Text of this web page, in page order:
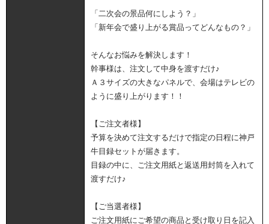
「二次会の景品何にしよう？」
「新年会で盛り上がる賞品ってどんなもの？」
そんなお悩みを解決します！
幹事様は、注文して中身を渡すだけ♪
Ａ３サイズの大きなパネルで、会場はテレビの
ように盛り上がります！！
【ご注文者様】
予算を決めて注文するだけで指定の日程に神戸
牛目録セットが届きます。
目録の中に、ご注文用紙と返送用封筒を入れて
渡すだけ♪
【ご当選者様】
ご注文用紙にご希望の商品と受け取り日を記入